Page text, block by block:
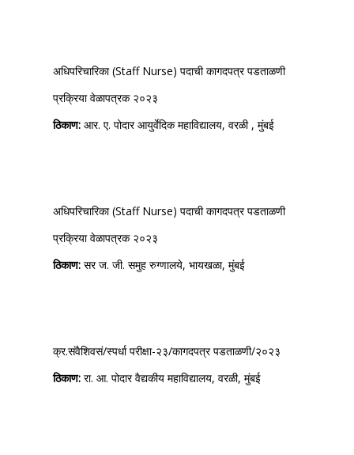
अधिपरिचारिका (Staff Nurse) पदाची कागदपत्र पडताळणी
प्रक्रिया वेळापत्रक २०२३
ठिकाण: आर. ए. पोदार आयुर्वेदिक महाविद्यालय, वरळी , मुंबई
अधिपरिचारिका (Staff Nurse) पदाची कागदपत्र पडताळणी
प्रक्रिया वेळापत्रक २०२३
ठिकाण: सर ज. जी. समुह रुग्णालये, भायखळा, मुंबई
क्र.संवैशिवसं/स्पर्धा परीक्षा-२३/कागदपत्र पडताळणी/२०२३
ठिकाण: रा. आ. पोदार वैद्यकीय महाविद्यालय, वरळी, मुंबई